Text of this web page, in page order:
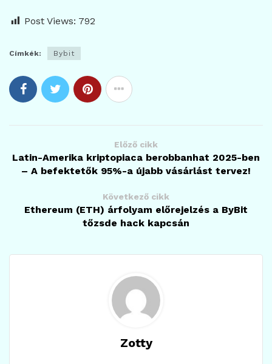
Post Views: 792
Címkék: Bybit
Előző cikk
Latin-Amerika kriptopiaca berobbanhat 2025-ben
– A befektetők 95%-a újabb vásárlást tervez!
Következő cikk
Ethereum (ETH) árfolyam előrejelzés a ByBit
tőzsde hack kapcsán
Zotty